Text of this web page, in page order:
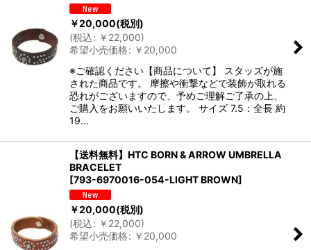
絞り込む
￥20,000(税別)
(税込: ￥ 22,000)
希望小売価格: ￥ 20,000
※ご確認ください【商品について】 スタッズが施
された商品です。 摩擦や衝撃などで装飾が取れる
恐れがございますので、予めご理解ご了承の上、
ご購入をお願いいたします。 サイズ 7.5：全長 約
19…
【送料無料】HTC BORN & ARROW UMBRELLA
BRACELET
[793-6970016-054-LIGHT BROWN]
￥20,000(税別)
(税込: ￥ 22,000)
希望小売価格: ￥ 20,000